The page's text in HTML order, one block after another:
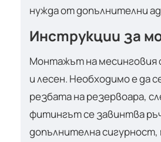
нужда от допълнителни
Инструкции за
Монтажът на месинговия
и лесен. Необходимо е да
резбата на резервоара,
фитингът се завинтва
допълнителна сигурност,